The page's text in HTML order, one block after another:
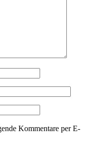
Kommentare per E-